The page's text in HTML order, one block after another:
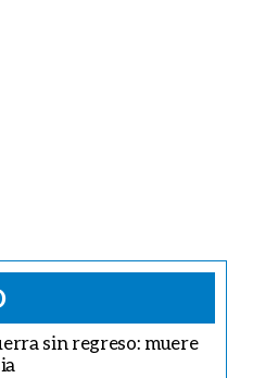
sin regreso: muere